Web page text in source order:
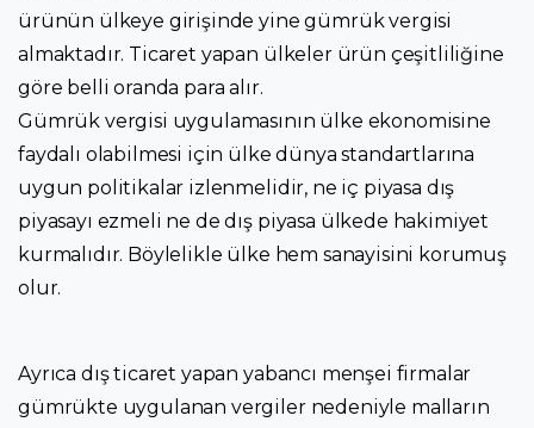
ürünün ülkeye girişinde yine gümrük vergisi
almaktadır. Ticaret yapan ülkeler ürün çeşitliliğine
göre belli oranda para alır.
Gümrük vergisi uygulamasının ülke ekonomisine
faydalı olabilmesi için ülke dünya standartlarına
uygun politikalar izlenmelidir, ne iç piyasa dış
piyasayı ezmeli ne de dış piyasa ülkede hakimiyet
kurmalıdır. Böylelikle ülke hem sanayisini korumuş
olur.
Ayrıca dış ticaret yapan yabancı menşei firmalar
gümrükte uygulanan vergiler nedeniyle malların